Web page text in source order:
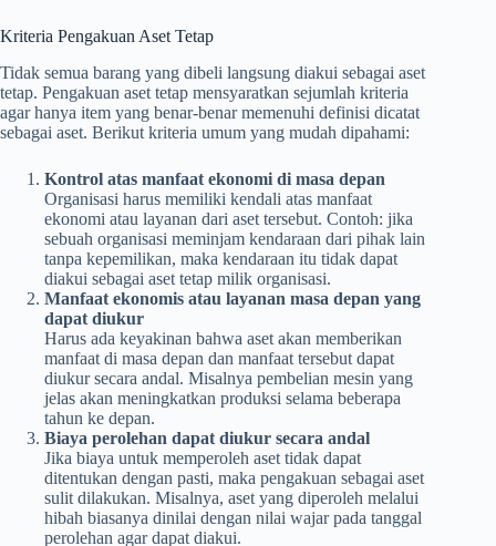
Kriteria Pengakuan Aset Tetap
Tidak semua barang yang dibeli langsung diakui sebagai aset
tetap. Pengakuan aset tetap mensyaratkan sejumlah kriteria
agar hanya item yang benar-benar memenuhi definisi dicatat
sebagai aset. Berikut kriteria umum yang mudah dipahami:
Kontrol atas manfaat ekonomi di masa depan
Organisasi harus memiliki kendali atas manfaat
ekonomi atau layanan dari aset tersebut. Contoh: jika
sebuah organisasi meminjam kendaraan dari pihak lain
tanpa kepemilikan, maka kendaraan itu tidak dapat
diakui sebagai aset tetap milik organisasi.
Manfaat ekonomis atau layanan masa depan yang
dapat diukur
Harus ada keyakinan bahwa aset akan memberikan
manfaat di masa depan dan manfaat tersebut dapat
diukur secara andal. Misalnya pembelian mesin yang
jelas akan meningkatkan produksi selama beberapa
tahun ke depan.
Biaya perolehan dapat diukur secara andal
Jika biaya untuk memperoleh aset tidak dapat
ditentukan dengan pasti, maka pengakuan sebagai aset
sulit dilakukan. Misalnya, aset yang diperoleh melalui
hibah biasanya dinilai dengan nilai wajar pada tanggal
perolehan agar dapat diakui.